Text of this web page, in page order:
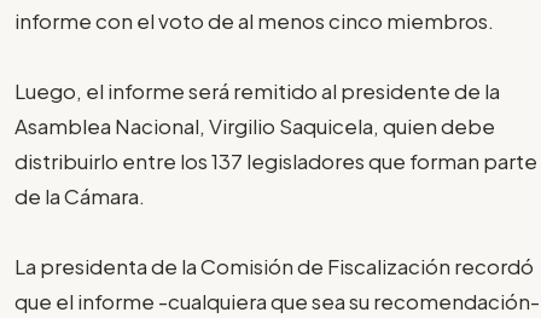
informe con el voto de al menos cinco miembros.
Luego, el informe será remitido al presidente de la
Asamblea Nacional, Virgilio Saquicela, quien debe
distribuirlo entre los 137 legisladores que forman parte
de la Cámara.
La presidenta de la Comisión de Fiscalización recordó
que el informe -cualquiera que sea su recomendación-